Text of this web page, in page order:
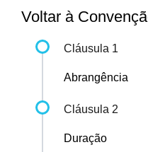
Voltar à
Cláusula 1
Abrangência
Cláusula 2
Duração